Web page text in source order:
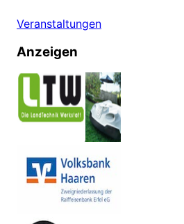
Veranstaltungen
Anzeigen